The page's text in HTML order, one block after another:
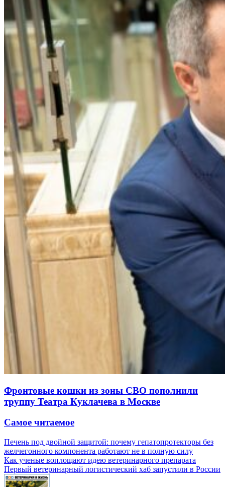
Фронтовые кошки из зоны СВО пополнили
труппу Театра Куклачева в Москве
Самое читаемое
Печень под двойной защитой: почему гепатопротекторы без
желчегонного компонента работают не в полную силу
Как ученые воплощают идею ветеринарного препарата
Первый ветеринарный логистический хаб запустили в России